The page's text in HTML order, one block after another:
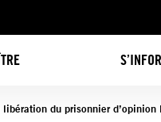
libération du prisonnier